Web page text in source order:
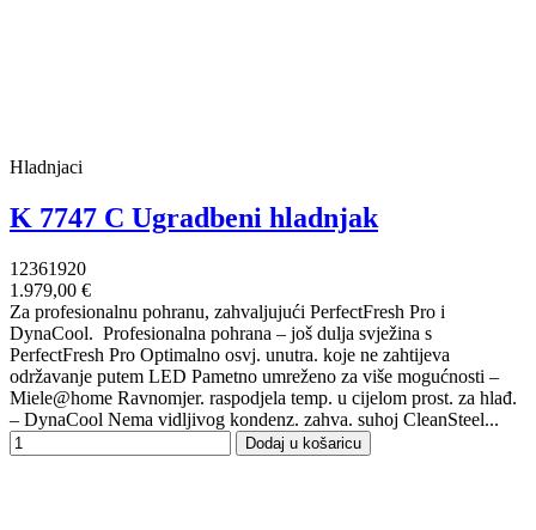
Hladnjaci
K 7747 C Ugradbeni hladnjak
12361920
1.979,00 €
Za profesionalnu pohranu, zahvaljujući PerfectFresh Pro i
DynaCool. Profesionalna pohrana – još dulja svježina s
PerfectFresh Pro Optimalno osvj. unutra. koje ne zahtijeva
održavanje putem LED Pametno umreženo za više mogućnosti –
Miele@home Ravnomjer. raspodjela temp. u cijelom prost. za hlađ.
– DynaCool Nema vidljivog kondenz. zahva. suhoj CleanSteel...
Dodaj u košaricu